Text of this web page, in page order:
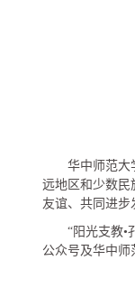
华中师范大
远地区和少数民
友谊、共同进步
“阳光支教•
公众号及华中